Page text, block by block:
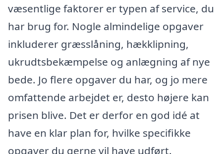
væsentlige faktorer er typen af service, du
har brug for. Nogle almindelige opgaver
inkluderer græsslåning, hækklipning,
ukrudtsbekæmpelse og anlægning af nye
bede. Jo flere opgaver du har, og jo mere
omfattende arbejdet er, desto højere kan
prisen blive. Det er derfor en god idé at
have en klar plan for, hvilke specifikke
opgaver du gerne vil have udført.